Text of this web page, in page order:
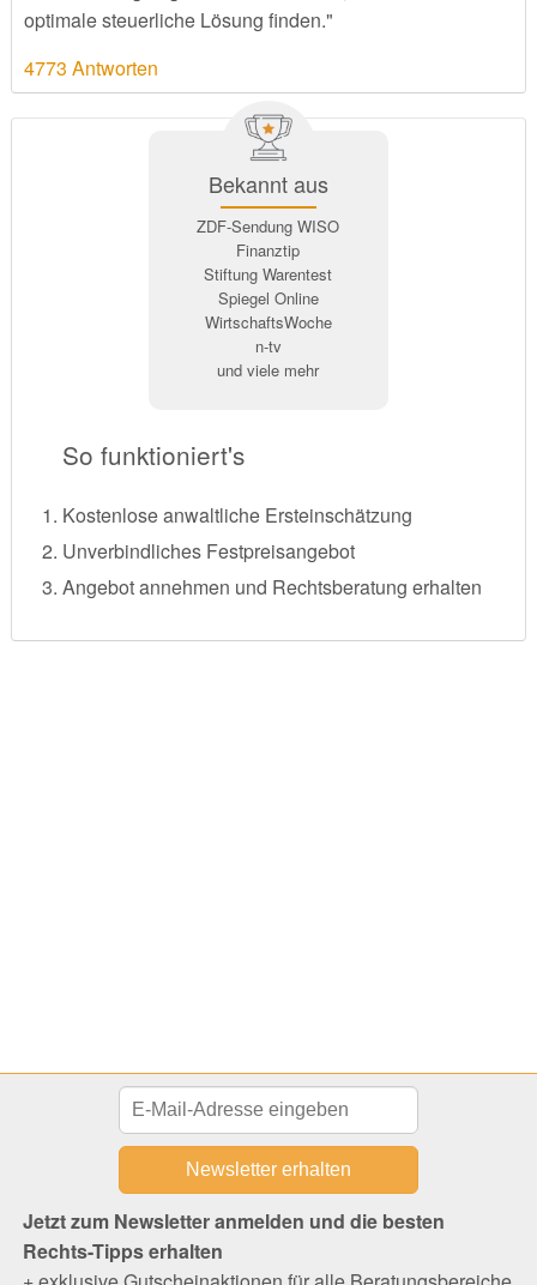
optimale steuerliche Lösung finden."
4773 Antworten
Bekannt aus
ZDF-Sendung WISO
Finanztip
Stiftung Warentest
Spiegel Online
WirtschaftsWoche
n-tv
und viele mehr
So funktioniert's
Kostenlose anwaltliche Ersteinschätzung
Unverbindliches Festpreisangebot
Angebot annehmen und Rechtsberatung erhalten
Jetzt zum Newsletter anmelden und die besten
Rechts-Tipps erhalten